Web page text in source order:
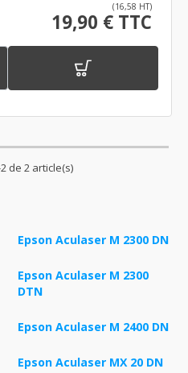
(16,58 HT)
19,90 € TTC
de 2 article(s)
Epson Aculaser M 2300 DN
Epson Aculaser M 2300
DTN
Epson Aculaser M 2400 DN
Epson Aculaser MX 20 DN